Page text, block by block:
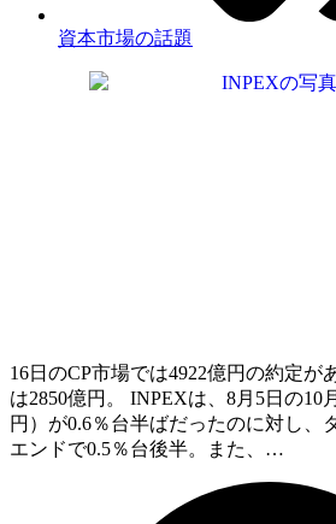
資本市場の話題
16日のCP市場では4922億円の約定が
は2850億円。 INPEXは、8月5日の10
円）が0.6％台半ばだったのに対し、
エンドで0.5％台後半。また、…